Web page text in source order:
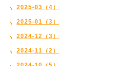
2025-03（4）
2025-01（3）
2024-12（3）
2024-11（2）